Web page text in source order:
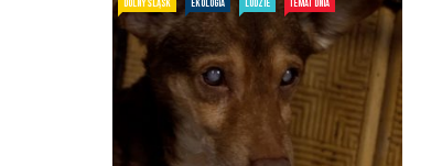
DOLNY ŚLĄSK EKOLOGIA LUDZIE TEMAT DNIA